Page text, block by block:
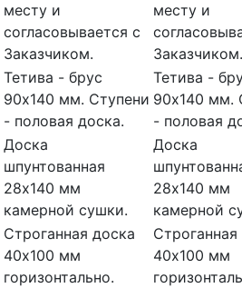
месту и
согласовывается с
Заказчиком.
месту и
Заказчиком.
Тетива - брус
90х140 мм. Ступени
- половая доска.
Тетива -
90х140 мм.
- половая
Доска
шпунтованная
28х140 мм
камерной сушки.
Доска
28х140 мм
камерной
Строганная доска
40х100 мм
горизонтально.
40х100 мм